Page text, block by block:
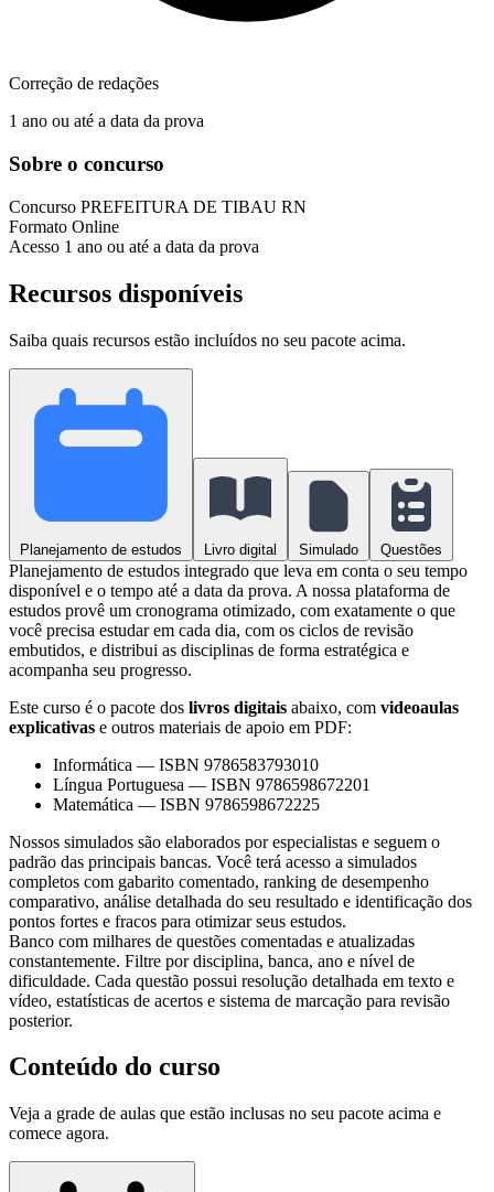
Correção de redações
1 ano ou até a data da prova
Sobre o concurso
Concurso PREFEITURA DE TIBAU RN
Formato Online
Acesso 1 ano ou até a data da prova
Recursos disponíveis
Saiba quais recursos estão incluídos no seu pacote acima.
Planejamento de estudos Livro digital Simulado Questões
Planejamento de estudos integrado que leva em conta o seu tempo
disponível e o tempo até a data da prova. A nossa plataforma de
estudos provê um cronograma otimizado, com exatamente o que
você precisa estudar em cada dia, com os ciclos de revisão
embutidos, e distribui as disciplinas de forma estratégica e
acompanha seu progresso.
Este curso é o pacote dos livros digitais abaixo, com videoaulas
explicativas e outros materiais de apoio em PDF:
Informática — ISBN 9786583793010
Língua Portuguesa — ISBN 9786598672201
Matemática — ISBN 9786598672225
Nossos simulados são elaborados por especialistas e seguem o
padrão das principais bancas. Você terá acesso a simulados
completos com gabarito comentado, ranking de desempenho
comparativo, análise detalhada do seu resultado e identificação dos
pontos fortes e fracos para otimizar seus estudos.
Banco com milhares de questões comentadas e atualizadas
constantemente. Filtre por disciplina, banca, ano e nível de
dificuldade. Cada questão possui resolução detalhada em texto e
vídeo, estatísticas de acertos e sistema de marcação para revisão
posterior.
Conteúdo do curso
Veja a grade de aulas que estão inclusas no seu pacote acima e
comece agora.